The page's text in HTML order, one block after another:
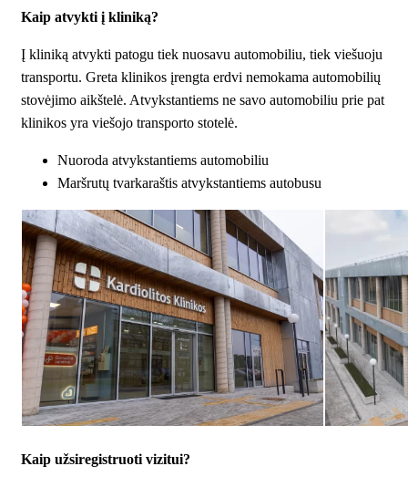
Kaip atvykti į kliniką?
Į kliniką atvykti patogu tiek nuosavu automobiliu, tiek viešuoju
transportu. Greta klinikos įrengta erdvi nemokama automobilių
stovėjimo aikštelė. Atvykstantiems ne savo automobiliu prie pat
klinikos yra viešojo transporto stotelė.
Nuoroda atvykstantiems automobiliu
Maršrutų tvarkaraštis atvykstantiems autobusu
Kaip užsiregistruoti vizitui?